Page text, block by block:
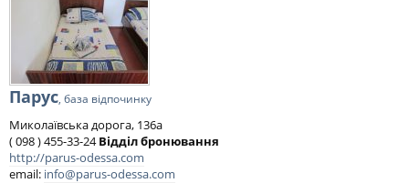
Парус, база відпочинку
Миколаївська дорога, 136а
( 098 ) 455-33-24Відділ бронювання
http://parus-odessa.com
email: info@parus-odessa.com